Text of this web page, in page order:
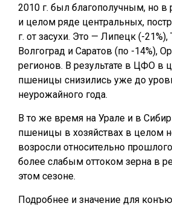
2010 г. был благополучным, но в
и целом ряде центральных,
г. от засухи. Это — Липецк (-
Волгоград и Саратов (по -14%),
регионов. В результате в ЦФО в
пшеницы снизились уже до
неурожайного года.
В то же время на Урале и в
пшеницы в хозяйствах в целом
возросли относительно
более слабым оттоком зерна в
этом сезоне.
Подробнее и значение для